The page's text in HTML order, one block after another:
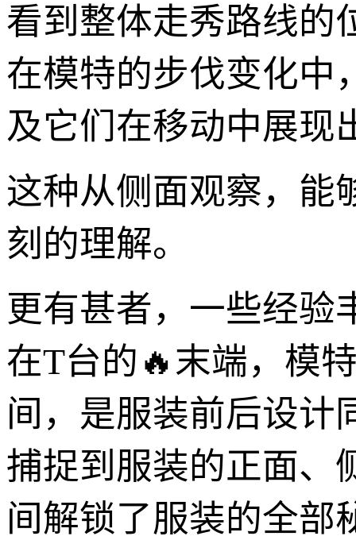
看到整体走秀路线的
在模特的步伐变化中
及它们在移动中展现
这种从侧面观察，能
刻的理解。
更有甚者，一些经验
在T台的🔥末端，模
间，是服装前后设计
捕捉到服装的正面、
间解锁了服装的全部